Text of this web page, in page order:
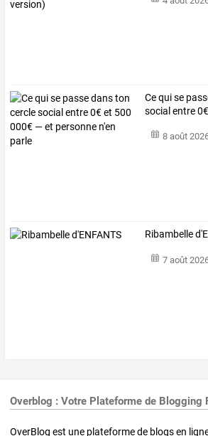
Cequise
social entre0€
8 août
Ribambelle
7 août
Overblog : Votre Plateforme de Blogging
OverBlog est une plateforme de blogs en